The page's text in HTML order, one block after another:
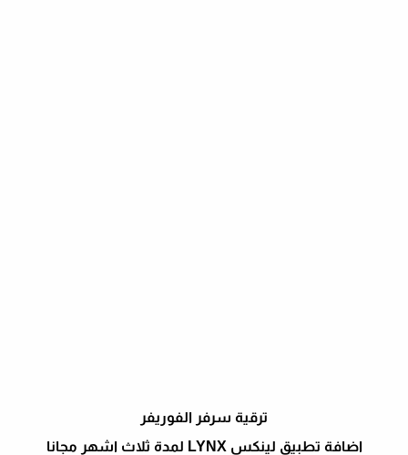
ترقية سرفر الفوريفر
اضافة تطبيق لينكس LYNX لمدة ثلاث اشهر مجانا